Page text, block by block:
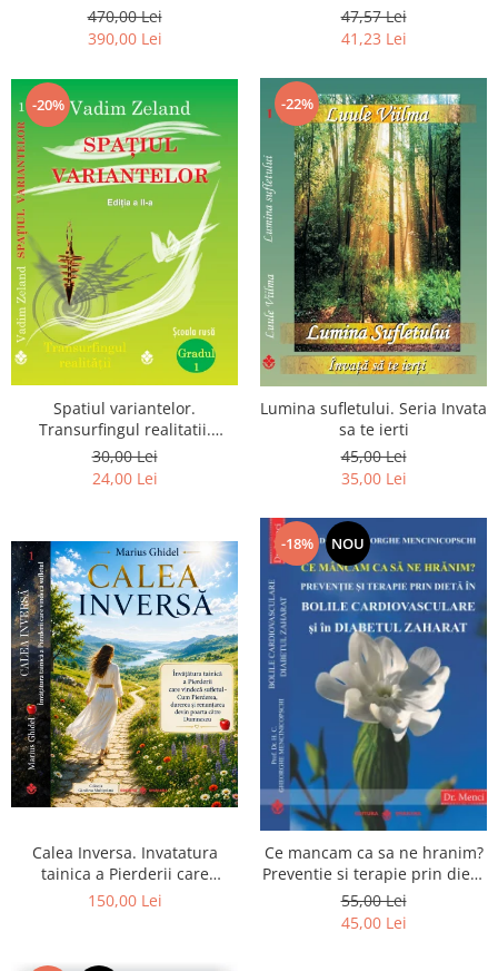
Luceafarului de Dimineata -
Gratuit)
470,00 Lei
390,00 Lei
chiar dragostea ta. Editia a 2-
a
47,57 Lei
41,23 Lei
-20%
Spatiul variantelor.
Transurfingul realitatii.
Gradul 1. Cum sa ne
dezvoltam intuitia si sa ne
30,00 Lei
24,00 Lei
-22%
Lumina sufletului. Seria Invata
sa te ierti
45,00 Lei
35,00 Lei
Calea Inversa. Invatatura
tainica a Pierderii care
vindeca sufletul - Cum
150,00 Lei
-18% NOU
Ce mancam ca sa ne hranim?
Preventie si terapie prin dieta
in bolile cardiovasculare si in
diabetul zaharat
55,00 Lei
45,00 Lei